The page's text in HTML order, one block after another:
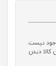
نیست.
دیدن